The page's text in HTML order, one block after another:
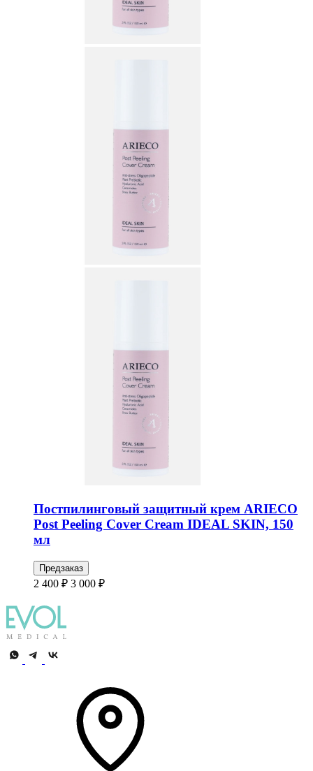
Постпилинговый защитный крем ARIECO
Post Peeling Cover Cream IDEAL SKIN, 150
мл
Предзаказ
2 400 ₽ 3 000 ₽